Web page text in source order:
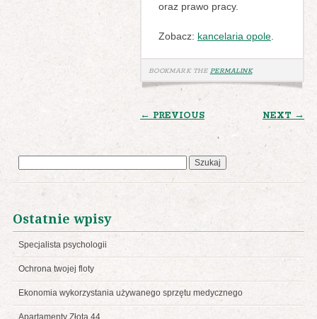
oraz prawo pracy.
Zobacz: kancelaria opole.
BOOKMARK THE PERMALINK.
POST
NAVIGATION
← PREVIOUS NEXT →
Ostatnie wpisy
Specjalista psychologii
Ochrona twojej floty
Ekonomia wykorzystania używanego sprzętu medycznego
Apartamenty Złota 44